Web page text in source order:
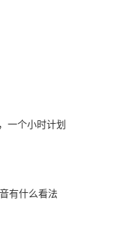
一个小时计划
有什么看法